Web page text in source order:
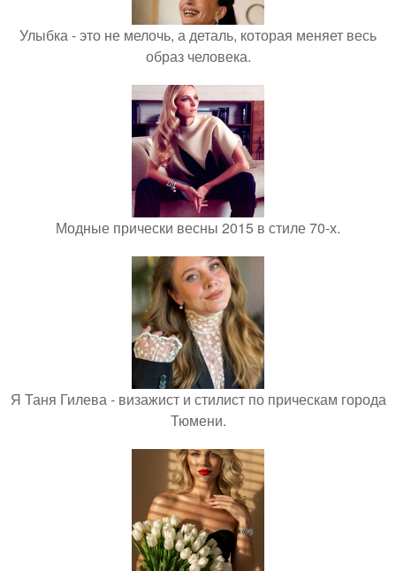
Улыбка - это не мелочь, а деталь, которая меняет весь
образ человека.
Модные прически весны 2015 в стиле 70-х.
Я Таня Гилева - визажист и стилист по прическам города
Тюмени.